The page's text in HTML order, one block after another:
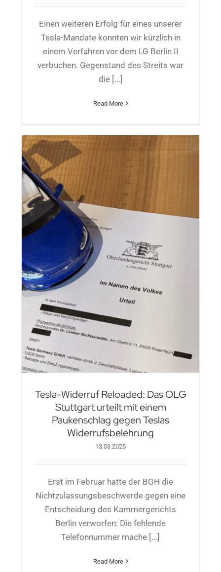
Einen weiteren Erfolg für eines unserer
Tesla-Mandate konnten wir kürzlich in
einem Verfahren vor dem LG Berlin II
verbuchen. Gegenstand des Streits war
die [...]
Read More
Tesla-Widerruf Reloaded: Das OLG
Stuttgart urteilt mit einem
Paukenschlag gegen Teslas
Widerrufsbelehrung
13.03.2025
Erst im Februar hatte der BGH die
Nichtzulassungsbeschwerde gegen eine
Entscheidung des Kammergerichts
Berlin verworfen: Die fehlende
Telefonnummer mache [...]
Read More